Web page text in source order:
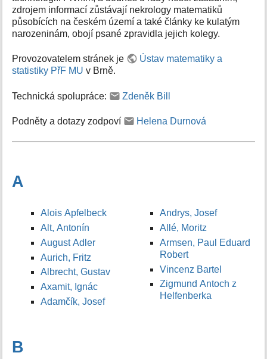
zdrojem informací zůstávají nekrology matematiků
působících na českém území a také články ke kulatým
narozeninám, obojí psané zpravidla jejich kolegy.
Provozovatelem stránek je
Ústav matematiky a
statistiky PřF MU v Brně.
Technická spolupráce: Zdeněk Bill
Podněty a dotazy zodpoví Helena Durnová
A
Alois Apfelbeck
Alt, Antonín
August Adler
Aurich, Fritz
Albrecht, Gustav
Axamit, Ignác
Adamčík, Josef
Andrys, Josef
Allé, Moritz
Armsen, Paul Eduard
Robert
Vincenz Bartel
Zigmund Antoch z
Helfenberka
B